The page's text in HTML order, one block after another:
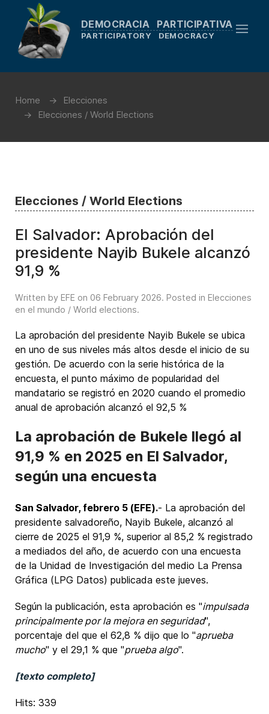
DEMOCRACIA PARTICIPATIVA
PARTICIPATORY DEMOCRACY
Home
Elecciones
Elecciones / World Elections
Elecciones / World Elections
El Salvador: Aprobación del
presidente Nayib Bukele alcanzó
91,9 %
Written by EFE on 06 February 2026. Posted in Elecciones
en el mundo / World elections.
La aprobación del presidente Nayib Bukele se ubica
en uno de sus niveles más altos desde el inicio de su
gestión. De acuerdo con la serie histórica de la
encuesta, el punto máximo de popularidad del
mandatario se registró en 2020 cuando el promedio
anual de aprobación alcanzó el 92,5 %
La aprobación de Bukele llegó al
91,9 % en 2025 en El Salvador,
según una encuesta
San Salvador, febrero 5 (EFE).- La aprobación del
presidente salvadoreño, Nayib Bukele, alcanzó al
cierre de 2025 el 91,9 %, superior al 85,2 % registrado
a mediados del año, de acuerdo con una encuesta
de la Unidad de Investigación del medio La Prensa
Gráfica (LPG Datos) publicada este jueves.
Según la publicación, esta aprobación es "impulsada
principalmente por la mejora en seguridad",
porcentaje del que el 62,8 % dijo que lo "aprueba
mucho" y el 29,1 % que "prueba algo".
[texto completo]
Hits: 339